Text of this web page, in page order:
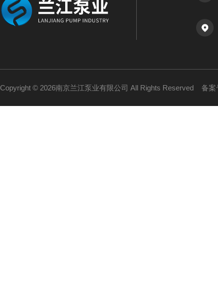
Copyright © 2026南京兰江泵业有限公司 All Rights Reserved 备案